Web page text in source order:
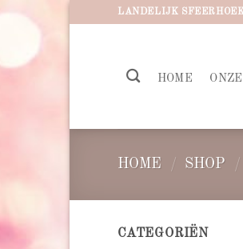
LANDELIJK
HOME
HOME / SHOP /
CATEGORIËN